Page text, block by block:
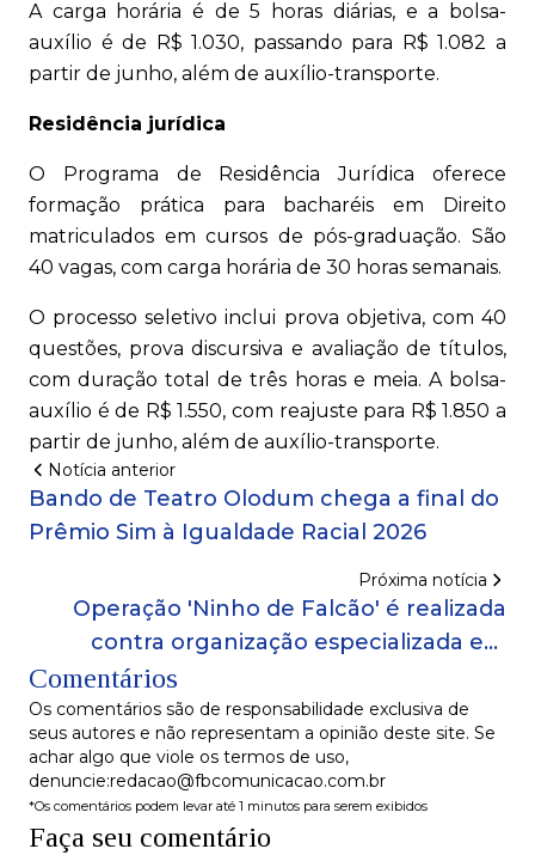
A carga horária é de 5 horas diárias, e a bolsa-
auxílio é de R$ 1.030, passando para R$ 1.082 a
partir de junho, além de auxílio-transporte.
Residência jurídica
O Programa de Residência Jurídica oferece
formação prática para bacharéis em Direito
matriculados em cursos de pós-graduação. São
40 vagas, com carga horária de 30 horas semanais.
O processo seletivo inclui prova objetiva, com 40
questões, prova discursiva e avaliação de títulos,
com duração total de três horas e meia. A bolsa-
auxílio é de R$ 1.550, com reajuste para R$ 1.850 a
partir de junho, além de auxílio-transporte.
Notícia anterior
Bando de Teatro Olodum chega a final do
Prêmio Sim à Igualdade Racial 2026
Próxima notícia
Operação 'Ninho de Falcão' é realizada
contra organização especializada em
Comentários
Os comentários são de responsabilidade exclusiva de
seus autores e não representam a opinião deste site. Se
achar algo que viole os termos de uso,
denuncie:redacao@fbcomunicacao.com.br
*Os comentários podem levar até 1 minutos para serem exibidos
Faça seu comentário